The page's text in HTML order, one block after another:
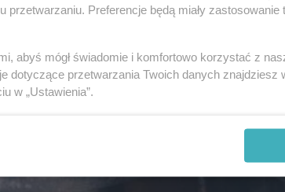
Preferencje będą miały zastosowanie
abyś mógł świadomie i komfortowo korzystać z
dotyczące przetwarzania Twoich danych znajdziesz
w „Ustawienia”.